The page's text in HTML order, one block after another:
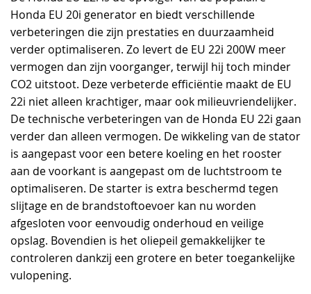
Honda EU 20i generator en biedt verschillende
verbeteringen die zijn prestaties en duurzaamheid
verder optimaliseren. Zo levert de EU 22i 200W meer
vermogen dan zijn voorganger, terwijl hij toch minder
CO2 uitstoot. Deze verbeterde efficiëntie maakt de EU
22i niet alleen krachtiger, maar ook milieuvriendelijker.
De technische verbeteringen van de Honda EU 22i gaan
verder dan alleen vermogen. De wikkeling van de stator
is aangepast voor een betere koeling en het rooster
aan de voorkant is aangepast om de luchtstroom te
optimaliseren. De starter is extra beschermd tegen
slijtage en de brandstoftoevoer kan nu worden
afgesloten voor eenvoudig onderhoud en veilige
opslag. Bovendien is het oliepeil gemakkelijker te
controleren dankzij een grotere en beter toegankelijke
vulopening.